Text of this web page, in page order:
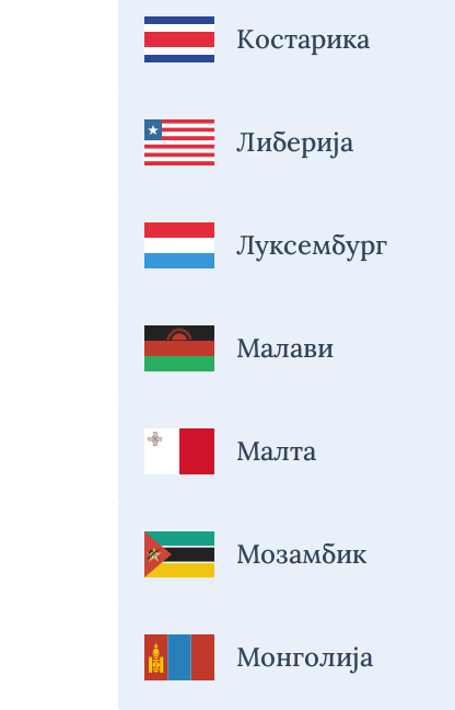
Костарика
Либерија
Луксембург
Малави
Малта
Мозамбик
Монголија